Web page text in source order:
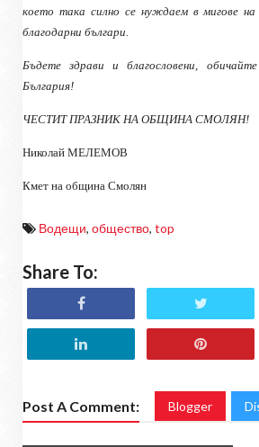
което така силно се нуждаем в мигове
благодарни българи.
Бъдете здрави и благословени,
България!
ЧЕСТИТ ПРАЗНИК НА ОБЩИНА СМОЛЯН!
Николай МЕЛЕМОВ
Кмет на община Смолян
Водещи, общество, top
Share To:
Post A Comment: Blogger